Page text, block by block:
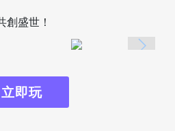
創盛世！
立即玩